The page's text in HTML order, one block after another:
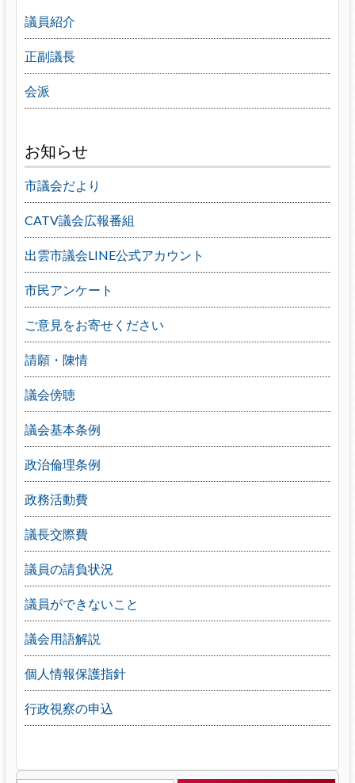
議員紹介
正副議長
会派
お知らせ
市議会だより
CATV議会広報番組
出雲市議会LINE公式アカウント
市民アンケート
ご意見をお寄せください
請願・陳情
議会傍聴
議会基本条例
政治倫理条例
政務活動費
議長交際費
議員の請負状況
議員ができないこと
議会用語解説
個人情報保護指針
行政視察の申込